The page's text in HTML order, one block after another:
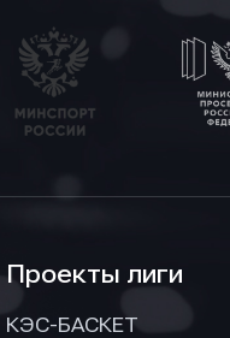
Проекты лиги
КЭС-БАСКЕТ